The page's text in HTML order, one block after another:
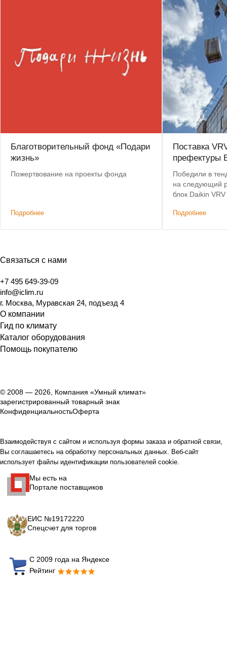
Благотворительный фонд «Подари
жизнь»
Пожертвование на проекты фонда
Подробнее
Поставка
префектуры
Победили в
на следующий
блок Daikin
Подробнее
Связаться с нами
+7 495 649-39-09
info@iclim.ru
г. Москва, Муравская 24, подъезд 4
О компании
Гид по климату
Каталог оборудования
Помощь покупателю
© 2008 — 2026, Компания «Умный климат»
зарегистрированный товарный знак
КонфиденциальностьОферта
Взаимодействуя с сайтом и используя формы заказа и обратной связи,
Вы соглашаетесь на обработку персональных данных. Веб-сайт
использует файлы идентификации пользователей cookie.
Мы есть на
Портале поставщиков
ЕИС №19172220
Спецсчет для торгов
С 2009 года на Яндексе
Рейтинг